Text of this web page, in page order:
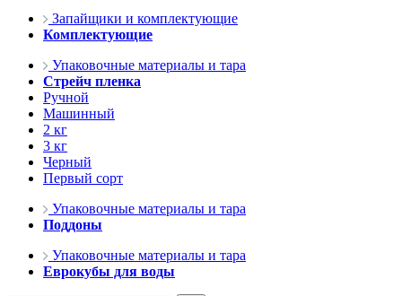
Запайщики и комплектующие
Комплектующие
Упаковочные материалы и тара
Стрейч пленка
Ручной
Машинный
2 кг
3 кг
Черный
Первый сорт
Упаковочные материалы и тара
Поддоны
Упаковочные материалы и тара
Еврокубы для воды